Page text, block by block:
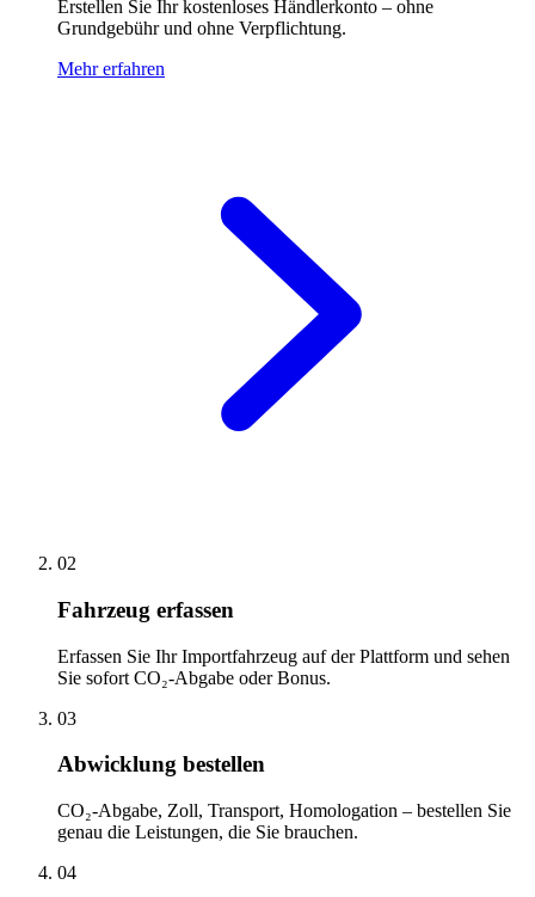
Erstellen Sie Ihr kostenloses Händlerkonto – ohne
Grundgebühr und ohne Verpflichtung.
Mehr erfahren
02
Fahrzeug erfassen
Erfassen Sie Ihr Importfahrzeug auf der Plattform und sehen
Sie sofort CO₂-Abgabe oder Bonus.
03
Abwicklung bestellen
CO₂-Abgabe, Zoll, Transport, Homologation – bestellen Sie
genau die Leistungen, die Sie brauchen.
04